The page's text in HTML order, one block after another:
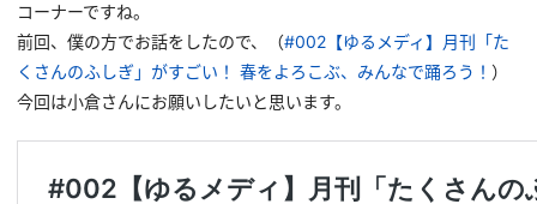
コーナーですね。
前回、僕の方でお話をしたので、（#002【ゆるメディ】月刊「た
くさんのふしぎ」がすごい！ 春をよろこぶ、みんなで踊ろう！ ）
今回は小倉さんにお願いしたいと思います。